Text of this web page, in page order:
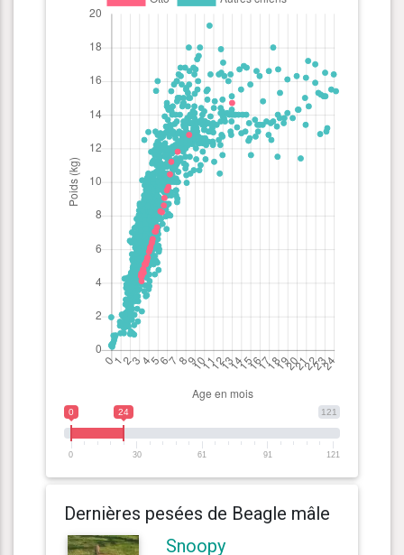
121
0 24
0 30 61 91 121
Dernières pesées de Beagle mâle
Snoopy